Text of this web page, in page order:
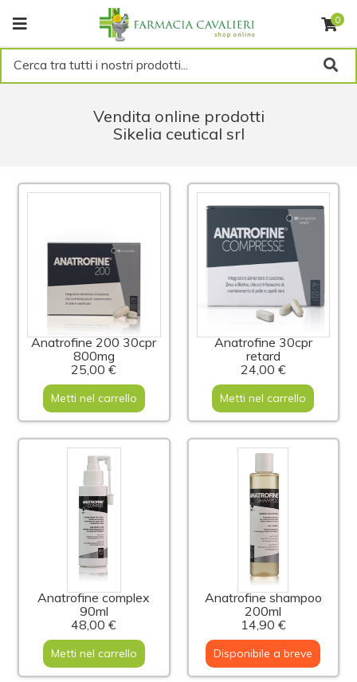
0
Cerca tra tutti i nostri prodotti...
Vendita online prodotti
Sikelia ceutical srl
Anatrofine 200 30cpr
800mg
25,00 €
Metti nel carrello
Anatrofine 30cpr
retard
24,00 €
Metti nel carrello
Anatrofine complex
90ml
48,00 €
Metti nel carrello
Anatrofine shampoo
200ml
14,90 €
Disponibile a breve